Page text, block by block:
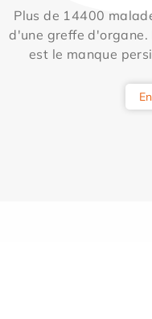
Plus de 14400
d'une greffe
est le manque